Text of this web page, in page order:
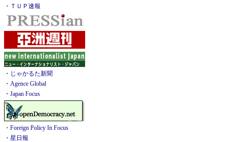
・ ＴＵＰ速報
・ じゃかるた新聞
・ Agence Global
・ Japan Focus
・ Foreign Policy In Focus
・ 星日報